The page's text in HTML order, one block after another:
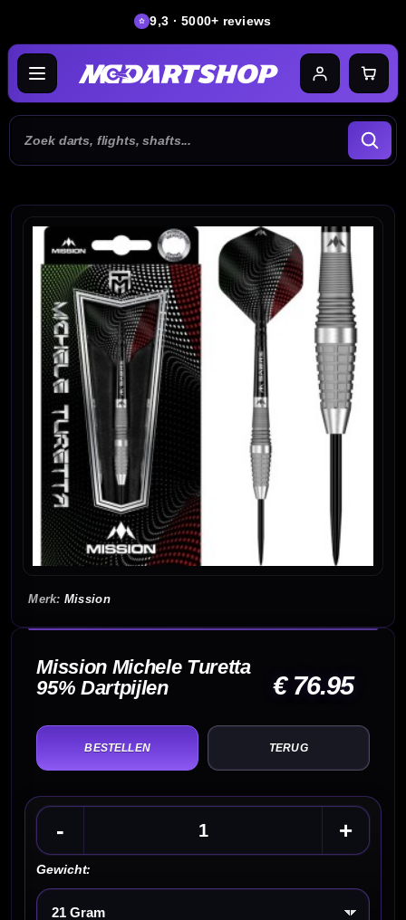
9,3 · 5000+ reviews
Mission
Mission Michele Turetta
95% Dartpijlen
€ 76.95
TERUG
- +
Gewicht:
Kies een optie